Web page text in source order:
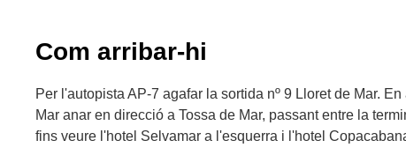
Com arribar-hi
Per l'autopista AP-7 agafar la sortida nº 9 Lloret de Mar.
Mar anar en direcció a Tossa de Mar, passant entre la
fins veure l'hotel Selvamar a l'esquerra i l'hotel